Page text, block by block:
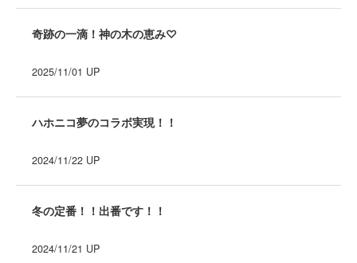
お問い合わせ
サイトのご利用について
奇跡の一滴！神の木の恵み♡
2025/11/01 UP
ハホニコ夢のコラボ実現！！
2024/11/22 UP
冬の定番！！出番です！！
2024/11/21 UP